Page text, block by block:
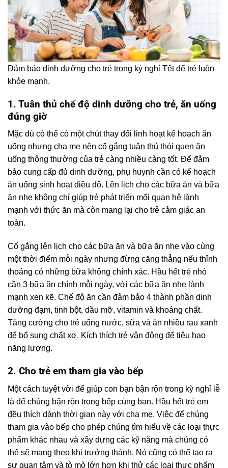
Đảm bảo dinh dưỡng cho trẻ trong kỳ nghỉ Tết để trẻ luôn
khỏe mạnh.
1. Tuân thủ chế độ dinh dưỡng cho trẻ, ăn uống
đúng giờ
Mặc dù có thể có một chút thay đổi linh hoạt kế hoạch ăn
uống nhưng cha mẹ nên cố gắng tuân thủ thói quen ăn
uống thông thường của trẻ càng nhiều càng tốt. Để đảm
bảo cung cấp đủ dinh dưỡng, phụ huynh cần có kế hoạch
ăn uống sinh hoạt điều độ. Lên lịch cho các bữa ăn và bữa
ăn nhẹ không chỉ giúp trẻ phát triển mối quan hệ lành
mạnh với thức ăn mà còn mang lại cho trẻ cảm giác an
toàn.
Cố gắng lên lịch cho các bữa ăn và bữa ăn nhẹ vào cùng
một thời điểm mỗi ngày nhưng đừng căng thẳng nếu thỉnh
thoảng có những bữa không chính xác. Hầu hết trẻ nhỏ
cần 3 bữa ăn chính mỗi ngày, với các bữa ăn nhẹ lành
mạnh xen kẽ. Chế độ ăn cần đảm bảo 4 thành phần dinh
dưỡng đạm, tinh bột, dầu mỡ, vitamin và khoáng chất.
Tăng cường cho trẻ uống nước, sữa và ăn nhiều rau xanh
để bổ sung chất xơ. Kích thích trẻ vận động để tiêu hao
năng lượng.
2. Cho trẻ em tham gia vào bếp
Một cách tuyệt vời để giúp con bạn bận rộn trong kỳ nghỉ lễ
là để chúng bận rộn trong bếp cùng bạn. Hầu hết trẻ em
đều thích dành thời gian này với cha mẹ. Việc để chúng
tham gia vào bếp cho phép chúng tìm hiểu về các loại thực
phẩm khác nhau và xây dựng các kỹ năng mà chúng có
thể sẽ mang theo khi trưởng thành. Nó cũng có thể tạo ra
sự quan tâm và tò mò lớn hơn khi thử các loại thực phẩm